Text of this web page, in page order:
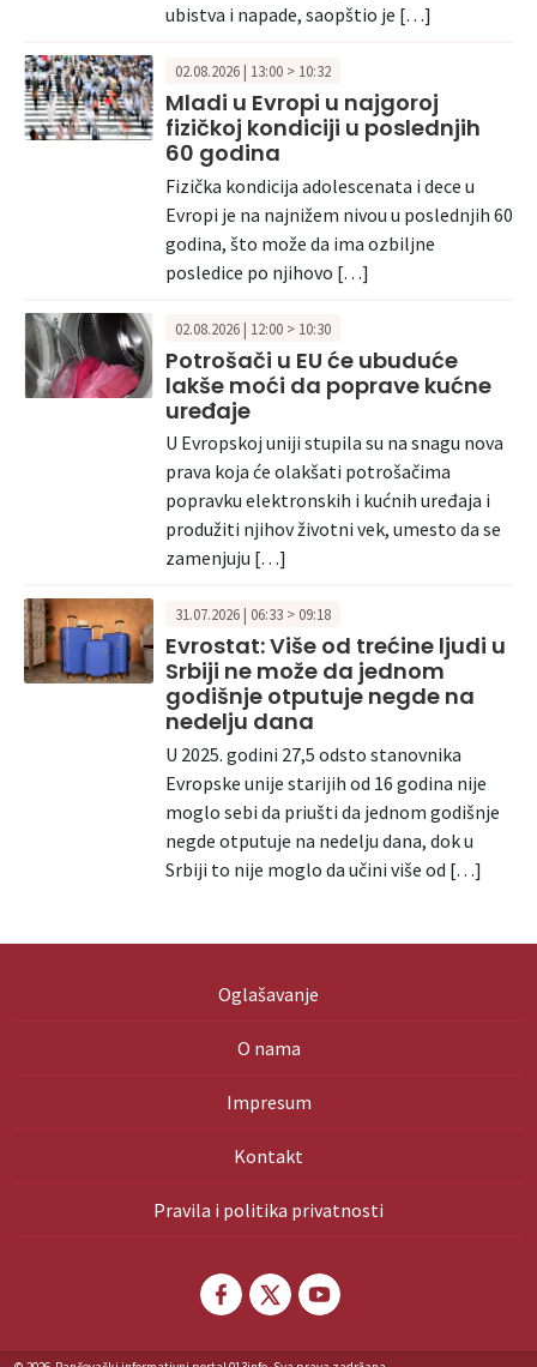
ubistva i napade, saopštio je […]
02.08.2026 | 13:00 > 10:32
Mladi u Evropi u najgoroj
fizičkoj kondiciji u poslednjih
60 godina
Fizička kondicija adolescenata i dece u
Evropi je na najnižem nivou u poslednjih 60
godina, što može da ima ozbiljne
posledice po njihovo […]
02.08.2026 | 12:00 > 10:30
Potrošači u EU će ubuduće
lakše moći da poprave kućne
uređaje
U Evropskoj uniji stupila su na snagu nova
prava koja će olakšati potrošačima
popravku elektronskih i kućnih uređaja i
produžiti njihov životni vek, umesto da se
zamenjuju […]
31.07.2026 | 06:33 > 09:18
Evrostat: Više od trećine ljudi u
Srbiji ne može da jednom
godišnje otputuje negde na
nedelju dana
U 2025. godini 27,5 odsto stanovnika
Evropske unije starijih od 16 godina nije
moglo sebi da priušti da jednom godišnje
negde otputuje na nedelju dana, dok u
Srbiji to nije moglo da učini više od […]
Oglašavanje
O nama
Impresum
Kontakt
Pravila i politika privatnosti